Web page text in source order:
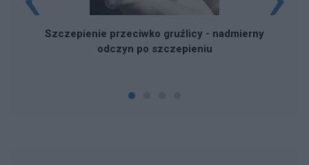
Szczepienie przeciwko gruźlicy - nadmierny
odczyn po szczepieniu